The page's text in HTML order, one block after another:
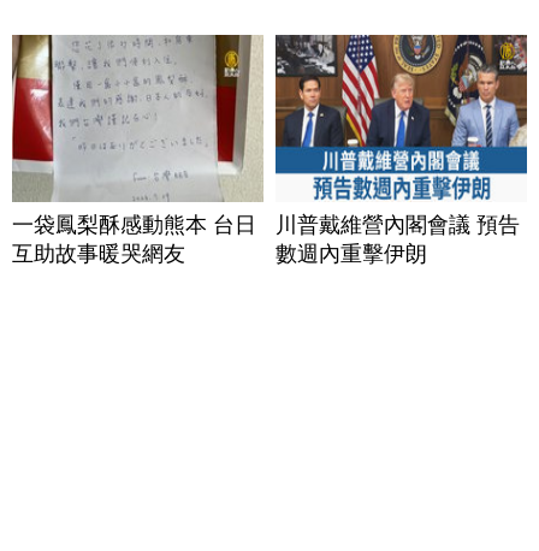
一袋鳳梨酥感動熊本 台日
互助故事暖哭網友
川普戴維營內閣會議 預告
數週內重擊伊朗